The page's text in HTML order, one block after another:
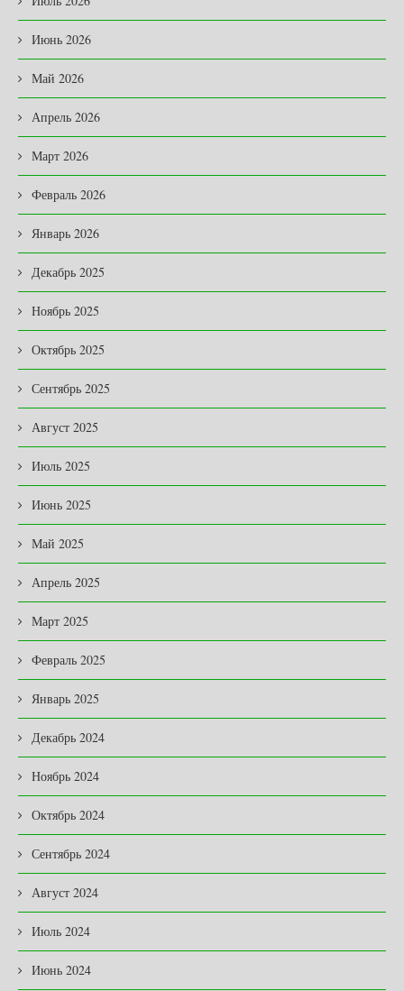
Июнь 2026
Май 2026
Апрель 2026
Март 2026
Февраль 2026
Январь 2026
Декабрь 2025
Ноябрь 2025
Октябрь 2025
Сентябрь 2025
Август 2025
Июль 2025
Июнь 2025
Май 2025
Апрель 2025
Март 2025
Февраль 2025
Январь 2025
Декабрь 2024
Ноябрь 2024
Октябрь 2024
Сентябрь 2024
Август 2024
Июль 2024
Июнь 2024